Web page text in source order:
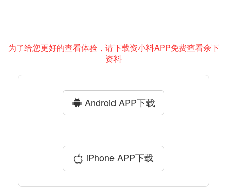
为了给您更好的查看体验，请下载资小料APP免费查看余下
资料
Android APP下载
iPhone APP下载